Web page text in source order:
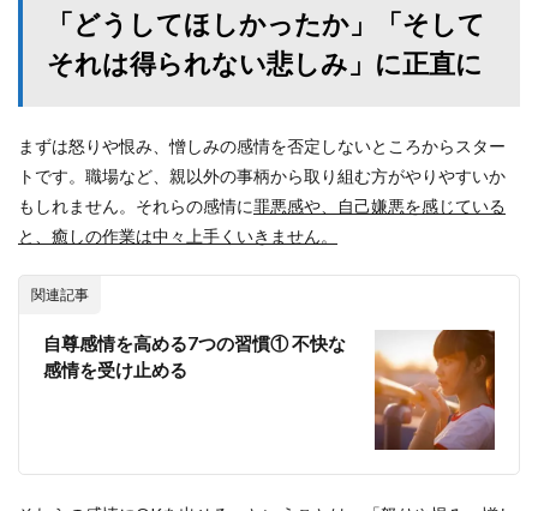
「どうしてほしかったか」「そして
それは得られない悲しみ」に正直に
まずは怒りや恨み、憎しみの感情を否定しないところからスター
トです。職場など、親以外の事柄から取り組む方がやりやすいか
もしれません。それらの感情に罪悪感や、自己嫌悪を感じている
と、癒しの作業は中々上手くいきません。
関連記事
自尊感情を高める7つの習慣① 不快な
感情を受け止める